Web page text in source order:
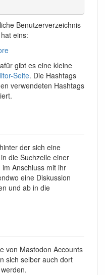
Benutzerverzeichnis
eins:
gibt es eine kleine
Seite. Die Hashtags
verwendeten Hashtags
der sich eine
die Suchzeile einer
Anschluss mit ihr
eine Diskussion
und ab in die
von Mastodon Accounts
sich selber auch dort